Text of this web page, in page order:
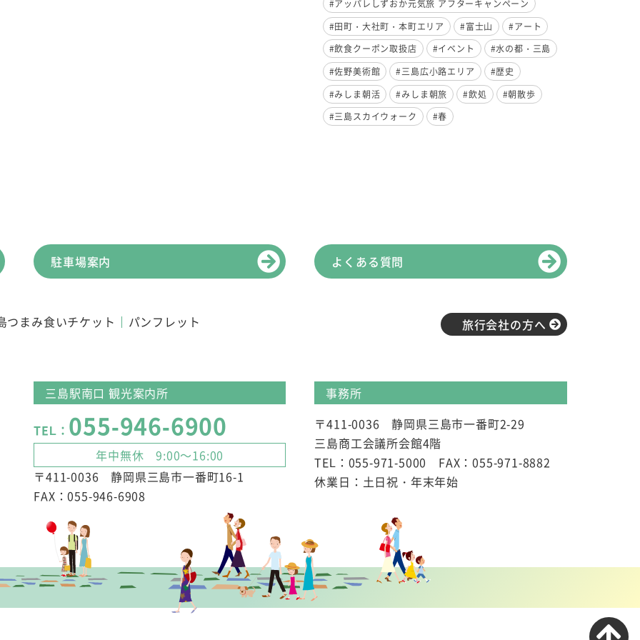
#アッパレしずおか元気旅 アフターキャンペーン
#田町・大社町・本町エリア
#富士山
#アート
#飲食クーポン取扱店
#イベント
#水の都・三島
#佐野美術館
#三島広小路エリア
#歴史
#みしま朝活
#みしま朝旅 #飲処
#朝散歩
#三島スカイウォーク
#春
駐車場案内 よくある質問
つまみ食いチケット パンフレット 旅行会社の方へ
三島駅南口 観光案内所
TEL： 055-946-6900
年中無休 9:00～16:00
〒411-0036 静岡県三島市一番町16-1
FAX：055-946-6908
事務所
〒411-0036 静岡県三島市一番町2-29
三島商工会議所会館4階
TEL：055-971-5000 FAX：055-971-8882
休業日：土日祝・年末年始